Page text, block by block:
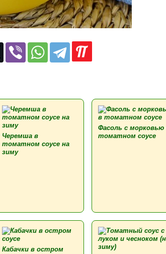
Черемша в
томатном соусе на
зиму
Фасоль с морковью
томатном соусе
Кабачки в остром